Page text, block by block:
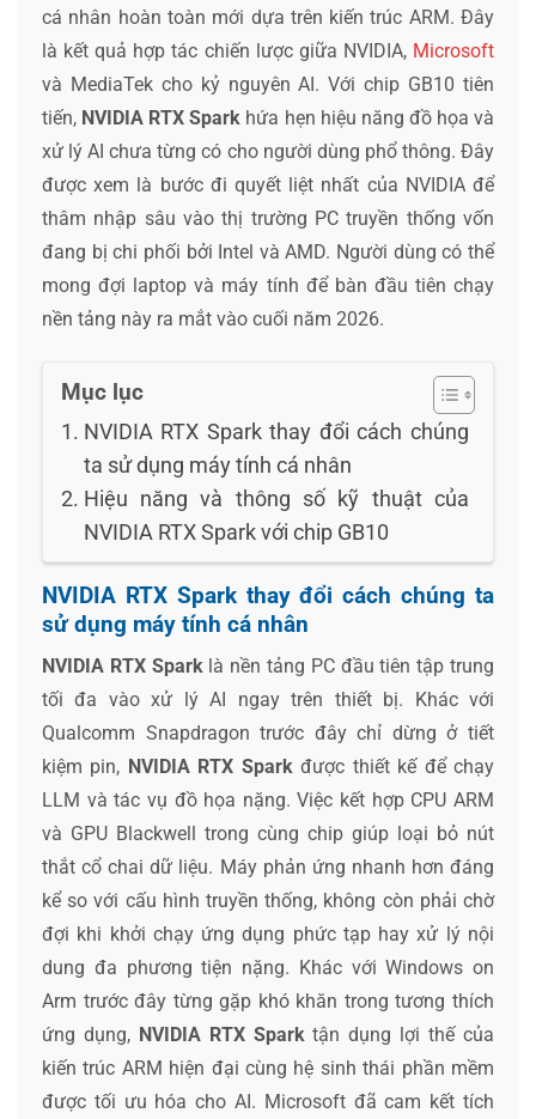
cá nhân hoàn toàn mới dựa trên kiến trúc ARM. Đây
là kết quả hợp tác chiến lược giữa NVIDIA, Microsoft
và MediaTek cho kỷ nguyên AI. Với chip GB10 tiên
tiến, NVIDIA RTX Spark hứa hẹn hiệu năng đồ họa và
xử lý AI chưa từng có cho người dùng phổ thông. Đây
được xem là bước đi quyết liệt nhất của NVIDIA để
thâm nhập sâu vào thị trường PC truyền thống vốn
đang bị chi phối bởi Intel và AMD. Người dùng có thể
mong đợi laptop và máy tính để bàn đầu tiên chạy
nền tảng này ra mắt vào cuối năm 2026.
Mục lục
NVIDIA RTX Spark thay đổi cách chúng
ta sử dụng máy tính cá nhân
Hiệu năng và thông số kỹ thuật của
NVIDIA RTX Spark với chip GB10
NVIDIA RTX Spark thay đổi cách chúng ta
sử dụng máy tính cá nhân
NVIDIA RTX Sparklà nền tảng PC đầu tiên tập trung
tối đa vào xử lý AI ngay trên thiết bị. Khác với
Qualcomm Snapdragon trước đây chỉ dừng ở tiết
kiệm pin, NVIDIA RTX Sparkđược thiết kế để chạy
LLM và tác vụ đồ họa nặng. Việc kết hợp CPU ARM
và GPU Blackwell trong cùng chip giúp loại bỏ nút
thắt cổ chai dữ liệu. Máy phản ứng nhanh hơn đáng
kể so với cấu hình truyền thống, không còn phải chờ
đợi khi khởi chạy ứng dụng phức tạp hay xử lý nội
dung đa phương tiện nặng. Khác với Windows on
Arm trước đây từng gặp khó khăn trong tương thích
ứng dụng, NVIDIA RTX Sparktận dụng lợi thế của
kiến trúc ARM hiện đại cùng hệ sinh thái phần mềm
được tối ưu hóa cho AI. Microsoft đã cam kết tích